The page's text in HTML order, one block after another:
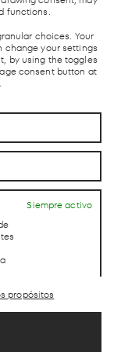
functions.
choices. Your
change your settings
by using the toggles
consent button at
Siempre activo
Identificar los
propósitos